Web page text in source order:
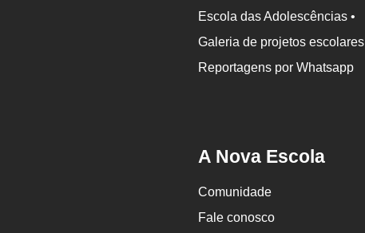
Escola das Adolescências •
Galeria de projetos escolares
Reportagens por Whatsapp
A Nova Escola
Comunidade
Fale conosco